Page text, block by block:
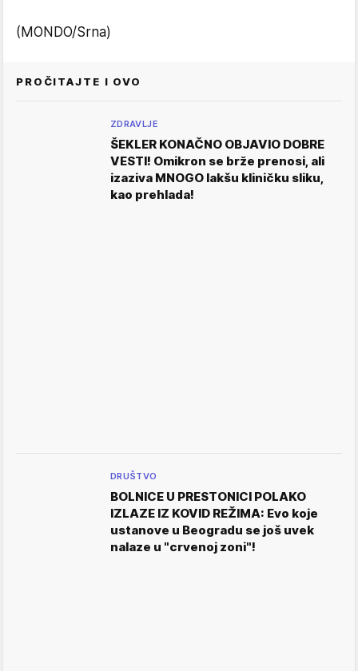
(MONDO/Srna)
PROČITAJTE I OVO
ZDRAVLJE
ŠEKLER KONAČNO OBJAVIO DOBRE
VESTI! Omikron se brže prenosi, ali
izaziva MNOGO lakšu kliničku sliku,
kao prehlada!
DRUŠTVO
BOLNICE U PRESTONICI POLAKO
IZLAZE IZ KOVID REŽIMA: Evo koje
ustanove u Beogradu se još uvek
nalaze u "crvenoj zoni"!